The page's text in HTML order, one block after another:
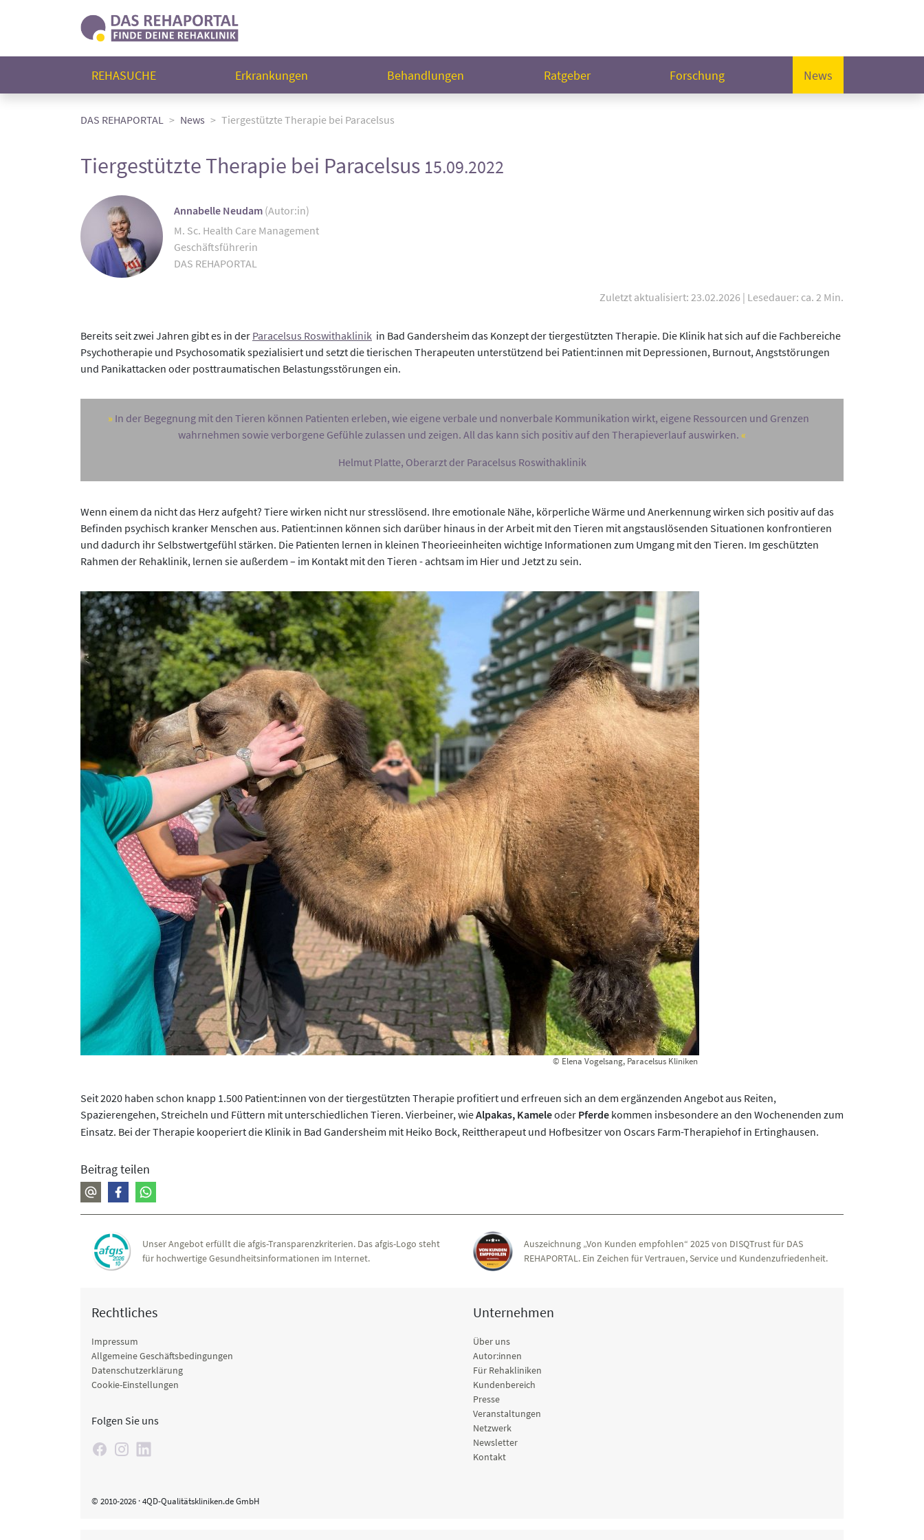
REHASUCHE Erkrankungen Behandlungen Ratgeber Forschung News
DAS REHAPORTAL News Tiergestützte Therapie bei Paracelsus
Tiergestützte Therapie bei Paracelsus 15.09.2022
Annabelle Neudam (Autor:in)
M. Sc. Health Care Management
Geschäftsführerin
DAS REHAPORTAL
Zuletzt aktualisiert: 23.02.2026 | Lesedauer: ca. 2 Min.
Bereits seit zwei Jahren gibt es in der Paracelsus Roswithaklinik in Bad Gandersheim das Konzept der tiergestützten Therapie. Die Klinik hat sich auf die Fachbereiche
Psychotherapie und Psychosomatik spezialisiert und setzt die tierischen Therapeuten unterstützend bei Patient:innen mit Depressionen, Burnout, Angststörungen
und Panikattacken oder posttraumatischen Belastungsstörungen ein.
In der Begegnung mit den Tieren können Patienten erleben, wie eigene verbale und nonverbale Kommunikation wirkt, eigene Ressourcen und Grenzen
wahrnehmen sowie verborgene Gefühle zulassen und zeigen. All das kann sich positiv auf den Therapieverlauf auswirken.
Helmut Platte, Oberarzt der Paracelsus Roswithaklinik
Wenn einem da nicht das Herz aufgeht? Tiere wirken nicht nur stresslösend. Ihre emotionale Nähe, körperliche Wärme und Anerkennung wirken sich positiv auf das
Befinden psychisch kranker Menschen aus. Patient:innen können sich darüber hinaus in der Arbeit mit den Tieren mit angstauslösenden Situationen konfrontieren
und dadurch ihr Selbstwertgefühl stärken. Die Patienten lernen in kleinen Theorieeinheiten wichtige Informationen zum Umgang mit den Tieren. Im geschützten
Rahmen der Rehaklinik, lernen sie außerdem – im Kontakt mit den Tieren - achtsam im Hier und Jetzt zu sein.
© Elena Vogelsang, Paracelsus Kliniken
Seit 2020 haben schon knapp 1.500 Patient:innen von der tiergestützten Therapie profitiert und erfreuen sich an dem ergänzenden Angebot aus Reiten,
Spazierengehen, Streicheln und Füttern mit unterschiedlichen Tieren. Vierbeiner, wieAlpakas, Kameleoder Pferde kommen insbesondere an den Wochenenden zum
Einsatz. Bei der Therapie kooperiert die Klinik in Bad Gandersheim mit Heiko Bock, Reittherapeut und Hofbesitzer von Oscars Farm-Therapiehof in Ertinghausen.
Beitrag teilen
Unser Angebot erfüllt die afgis-Transparenzkriterien. Das afgis-Logo steht
für hochwertige Gesundheitsinformationen im Internet.
Auszeichnung „Von Kunden empfohlen“ 2025 von DISQTrust für DAS
REHAPORTAL. Ein Zeichen für Vertrauen, Service und Kundenzufriedenheit.
Rechtliches
Impressum
Allgemeine Geschäftsbedingungen
Datenschutzerklärung
Cookie-Einstellungen
Folgen Sie uns
Unternehmen
Über uns
Autor:innen
Für Rehakliniken
Kundenbereich
Presse
Veranstaltungen
Netzwerk
Newsletter
Kontakt
© 2010-2026 · 4QD-Qualitätskliniken.de GmbH